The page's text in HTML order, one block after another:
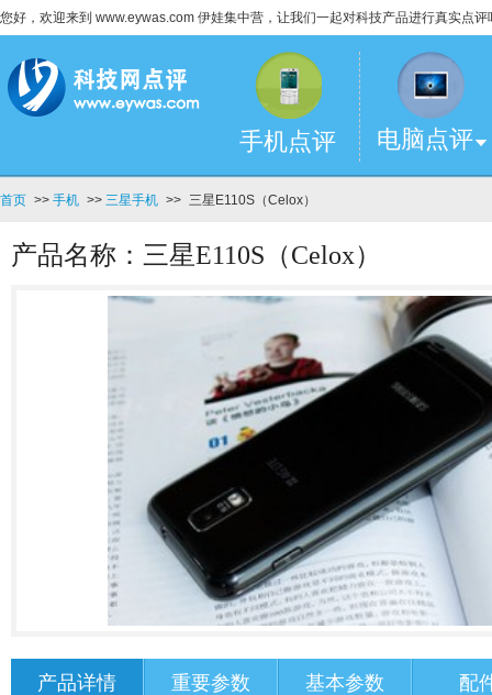
您好，欢迎来到 www.eywas.com 伊娃集中营，让我们一起对科技产品进行真实点评
手机点评 电脑点评
首页 >> 手机 >> 三星手机 >> 三星E110S（Celox）
产品名称：三星E110S（Celox）
产品详情 重要参数 基本参数 配